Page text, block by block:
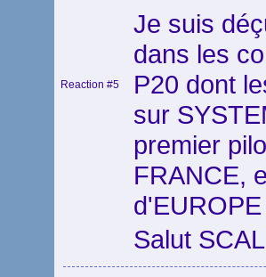
Reaction #5
Je suis
dans les
P20 dont
sur
premier
FRANCE,
Salut